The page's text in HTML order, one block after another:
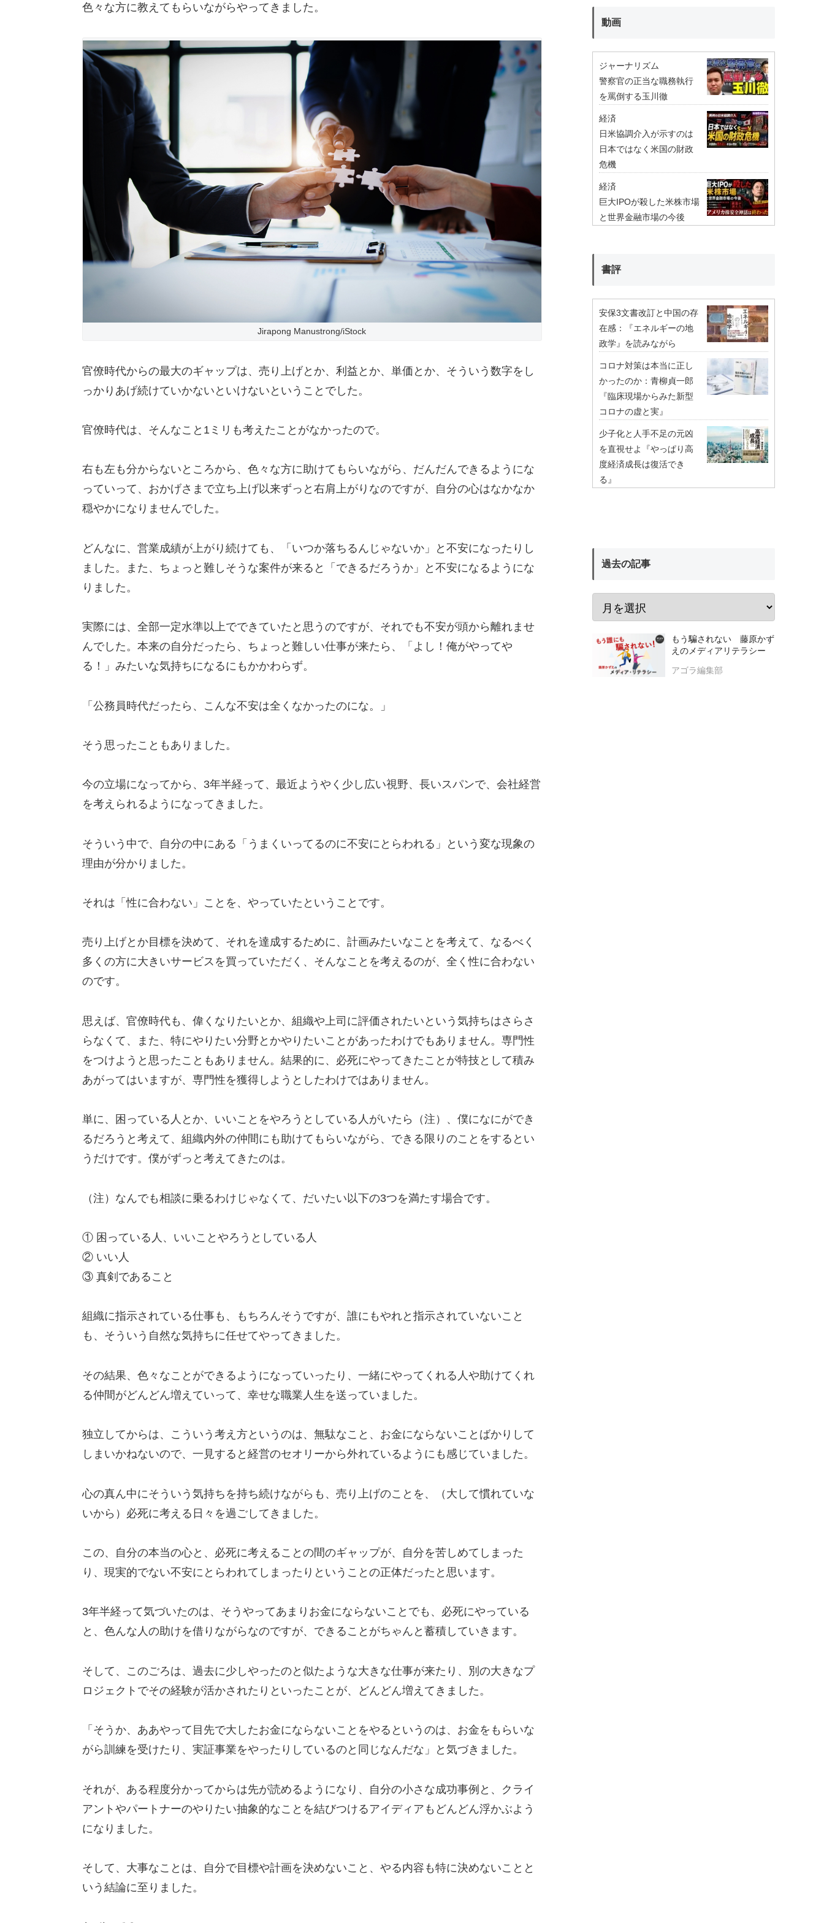
色々な方に教えてもらいながらやってきました。
Jirapong Manustrong/iStock
官僚時代からの最大のギャップは、売り上げとか、利益とか、単価とか、そういう数字をし
っかりあげ続けていかないといけないということでした。
官僚時代は、そんなこと1ミリも考えたことがなかったので。
右も左も分からないところから、色々な方に助けてもらいながら、だんだんできるようにな
っていって、おかげさまで立ち上げ以来ずっと右肩上がりなのですが、自分の心はなかなか
穏やかになりませんでした。
どんなに、営業成績が上がり続けても、「いつか落ちるんじゃないか」と不安になったりし
ました。また、ちょっと難しそうな案件が来ると「できるだろうか」と不安になるようにな
りました。
実際には、全部一定水準以上でできていたと思うのですが、それでも不安が頭から離れませ
んでした。本来の自分だったら、ちょっと難しい仕事が来たら、「よし！俺がやってや
る！」みたいな気持ちになるにもかかわらず。
「公務員時代だったら、こんな不安は全くなかったのにな。」
そう思ったこともありました。
今の立場になってから、3年半経って、最近ようやく少し広い視野、長いスパンで、会社経営
を考えられるようになってきました。
そういう中で、自分の中にある「うまくいってるのに不安にとらわれる」という変な現象の
理由が分かりました。
それは「性に合わない」ことを、やっていたということです。
売り上げとか目標を決めて、それを達成するために、計画みたいなことを考えて、なるべく
多くの方に大きいサービスを買っていただく、そんなことを考えるのが、全く性に合わない
のです。
思えば、官僚時代も、偉くなりたいとか、組織や上司に評価されたいという気持ちはさらさ
らなくて、また、特にやりたい分野とかやりたいことがあったわけでもありません。専門性
をつけようと思ったこともありません。結果的に、必死にやってきたことが特技として積み
あがってはいますが、専門性を獲得しようとしたわけではありません。
単に、困っている人とか、いいことをやろうとしている人がいたら（注）、僕になにができ
るだろうと考えて、組織内外の仲間にも助けてもらいながら、できる限りのことをするとい
うだけです。僕がずっと考えてきたのは。
（注）なんでも相談に乗るわけじゃなくて、だいたい以下の3つを満たす場合です。
① 困っている人、いいことやろうとしている人
② いい人
③ 真剣であること
組織に指示されている仕事も、もちろんそうですが、誰にもやれと指示されていないこと
も、そういう自然な気持ちに任せてやってきました。
その結果、色々なことができるようになっていったり、一緒にやってくれる人や助けてくれ
る仲間がどんどん増えていって、幸せな職業人生を送っていました。
独立してからは、こういう考え方というのは、無駄なこと、お金にならないことばかりして
しまいかねないので、一見すると経営のセオリーから外れているようにも感じていました。
心の真ん中にそういう気持ちを持ち続けながらも、売り上げのことを、（大して慣れていな
いから）必死に考える日々を過ごしてきました。
この、自分の本当の心と、必死に考えることの間のギャップが、自分を苦しめてしまった
り、現実的でない不安にとらわれてしまったりということの正体だったと思います。
3年半経って気づいたのは、そうやってあまりお金にならないことでも、必死にやっている
と、色んな人の助けを借りながらなのですが、できることがちゃんと蓄積していきます。
そして、このごろは、過去に少しやったのと似たような大きな仕事が来たり、別の大きなプ
ロジェクトでその経験が活かされたりといったことが、どんどん増えてきました。
「そうか、ああやって目先で大したお金にならないことをやるというのは、お金をもらいな
がら訓練を受けたり、実証事業をやったりしているのと同じなんだな」と気づきました。
それが、ある程度分かってからは先が読めるようになり、自分の小さな成功事例と、クライ
アントやパートナーのやりたい抽象的なことを結びつけるアイディアもどんどん浮かぶよう
になりました。
そして、大事なことは、自分で目標や計画を決めないこと、やる内容も特に決めないことと
いう結論に至りました。
動画
ジャーナリズム
警察官の正当な職務執行
を罵倒する玉川徹
経済
日米協調介入が示すのは
日本ではなく米国の財政
危機
経済
巨大IPOが殺した米株市場
と世界金融市場の今後
書評
安保3文書改訂と中国の存
在感：『エネルギーの地
政学』を読みながら
コロナ対策は本当に正し
かったのか：青柳貞一郎
『臨床現場からみた新型
コロナの虚と実』
少子化と人手不足の元凶
を直視せよ『やっぱり高
度経済成長は復活でき
る』
過去の記事
もう騙されない 藤原かず
えのメディアリテラシー
アゴラ編集部